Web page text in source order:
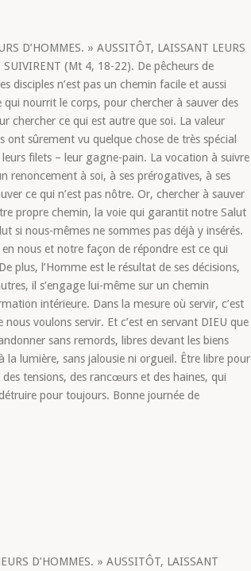
D’HOMMES. » AUSSITÔT, LAISSANT LEURS
SUIVIRENT (Mt 4, 18-22). De pêcheurs de
disciples n’est pas un chemin facile et aussi
qui nourrit le corps, pour chercher à sauver des
chercher ce qui est autre que soi. La valeur
ont sûrement vu quelque chose de très spécial
filets – leur gagne-pain. La vocation à suivre
renoncement à soi, à ses prérogatives, à ses
ce qui n’est pas nôtre. Or, chercher à sauver
propre chemin, la voie qui garantit notre Salut
si nous-mêmes ne sommes pas déjà y insérés.
nous et notre façon de répondre est ce qui
plus, l’Homme est le résultat de ses décisions,
il s’engage lui-même sur un chemin
intérieure. Dans la mesure où servir, c’est
voulons servir. Et c’est en servant DIEU que
sans remords, libres devant les biens
lumière, sans jalousie ni orgueil. Être libre pour
des tensions, des rancœurs et des haines, qui
pour toujours. Bonne journée de
D’HOMMES. » AUSSITÔT, LAISSANT